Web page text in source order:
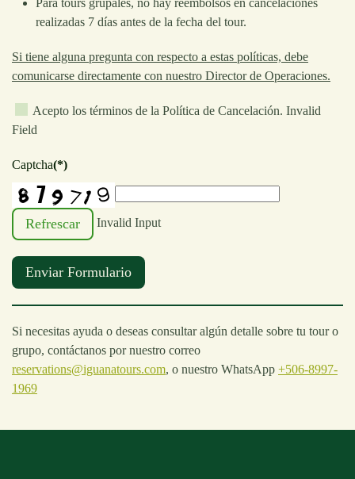
realizadas 7 días antes de la fecha del tour.
Si tiene alguna pregunta con respecto a estas políticas, debe
comunicarse directamente con nuestro Director de Operaciones.
Acepto los términos de la Política de Cancelación. Invalid
Field
Captcha(*)
Refrescar Invalid Input
Enviar Formulario
Si necesitas ayuda o deseas consultar algún detalle sobre tu tour o
grupo, contáctanos por nuestro correo
reservations@iguanatours.com, o nuestro WhatsApp +506-8997-
1969